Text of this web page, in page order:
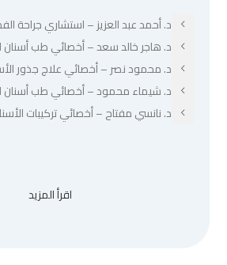
د. أحمد عبد العزيز – استشاري جراحة
د. هاجر خالد سعد – أخصائي طب أسنان
د. محمود نصر – أخصائي علاج جذور
د. شيماء محمود – أخصائي طب أسنان
د. نانسي مفتاح – أخصائي تركيبات
اقرأ المزيد